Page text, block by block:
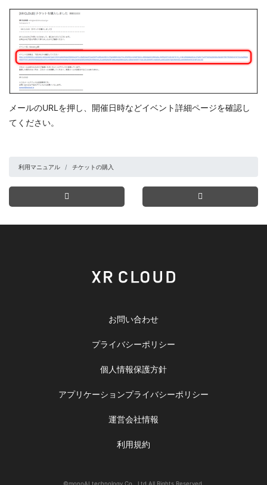
メールのURLを押し、開催日時などイベント詳細ページを確認し
てください。
利用マニュアル チケットの購入
お問い合わせ
プライバシーポリシー
個人情報保護方針
アプリケーションプライバシーポリシー
運営会社情報
利用規約
©monoAI technology Co., Ltd.All Rights Reserved.